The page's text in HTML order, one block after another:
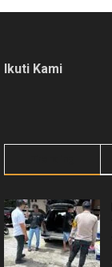
Ikuti Kami